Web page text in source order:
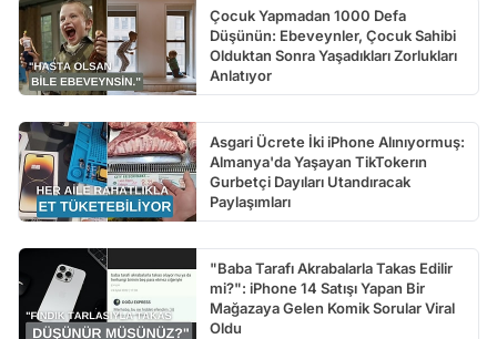
Çocuk Yapmadan 1000 Defa
Düşünün: Ebeveynler, Çocuk Sahibi
Olduktan Sonra Yaşadıkları Zorlukları
Anlatıyor
Asgari Ücrete İki iPhone Alınıyormuş:
Almanya'da Yaşayan TikTokerın
Gurbetçi Dayıları Utandıracak
Paylaşımları
"Baba Tarafı Akrabalarla Takas Edilir
mi?": iPhone 14 Satışı Yapan Bir
Mağazaya Gelen Komik Sorular Viral
Oldu